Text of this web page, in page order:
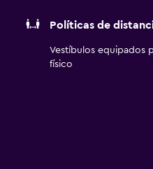
Políticas de
Vestíbulos equipados
físico